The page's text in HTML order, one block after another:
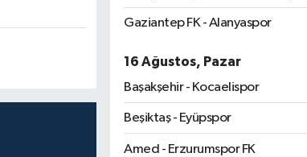
Gaziantep FK - Alanyaspor
16 Ağustos, Pazar
Başakşehir - Kocaelispor
Beşiktaş - Eyüpspor
Amed - Erzurumspor FK